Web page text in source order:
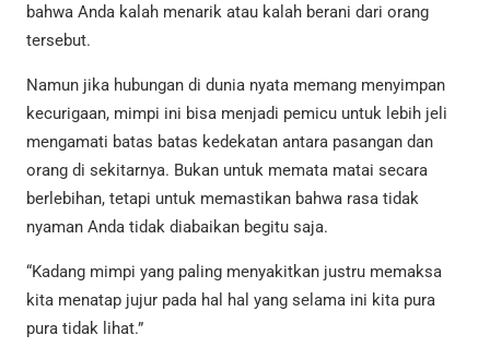
bahwa Anda kalah menarik atau kalah berani dari orang
tersebut.
Namun jika hubungan di dunia nyata memang menyimpan
kecurigaan, mimpi ini bisa menjadi pemicu untuk lebih jeli
mengamati batas batas kedekatan antara pasangan dan
orang di sekitarnya. Bukan untuk memata matai secara
berlebihan, tetapi untuk memastikan bahwa rasa tidak
nyaman Anda tidak diabaikan begitu saja.
“Kadang mimpi yang paling menyakitkan justru memaksa
kita menatap jujur pada hal hal yang selama ini kita pura
pura tidak lihat.”